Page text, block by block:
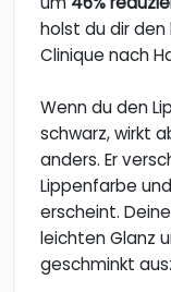
holst du dir
Clinique nach
Wenn du den
schwarz, wirkt
anders. Er
Lippenfarbe
erscheint.
leichten Glanz
geschminkt